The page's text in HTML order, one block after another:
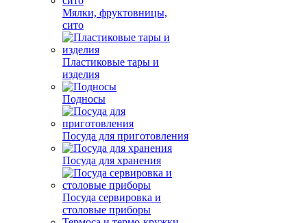
Мялки, фруктовницы,
сито
Пластиковые тары и
изделия
Подносы
Посуда для приготовления
Посуда для хранения
Посуда сервировка и
столовые приборы